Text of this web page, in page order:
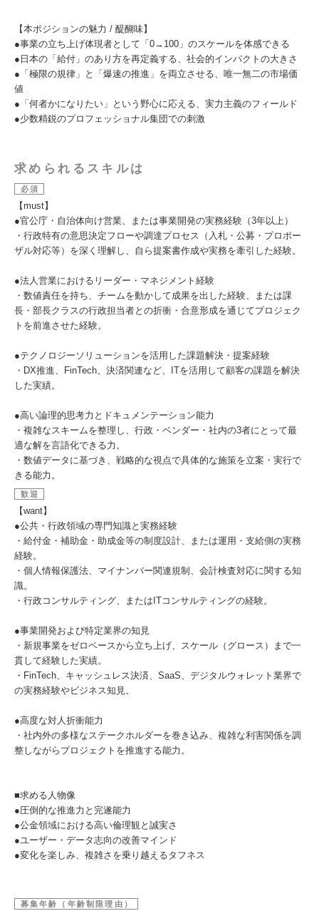
【本ポジションの魅力 / 醍醐味】
●事業の立ち上げ体現者として「0→100」のスケールを体感できる
●日本の「給付」のあり方を再定義する、社会的インパクトの大きさ
●「極限の規律」と「爆速の推進」を両立させる、唯一無二の市場価
値
●「何者かになりたい」という野心に応える、実力主義のフィールド
●少数精鋭のプロフェッショナル集団での刺激
求められるスキルは
必須
【must】
●官公庁・自治体向け営業、または事業開発の実務経験（3年以上）
・行政特有の意思決定フローや調達プロセス（入札・公募・プロポー
ザル対応等）を深く理解し、自ら提案書作成や実務を牽引した経験。
●法人営業におけるリーダー・マネジメント経験
・数値責任を持ち、チームを動かして成果を出した経験、または課
長・部長クラスの行政担当者との折衝・合意形成を通じてプロジェク
トを前進させた経験。
●テクノロジーソリューションを活用した課題解決・提案経験
・DX推進、FinTech、決済関連など、ITを活用して顧客の課題を解決
した実績。
●高い論理的思考力とドキュメンテーション能力
・複雑なスキームを整理し、行政・ベンダー・社内の3者にとって最
適な解を言語化できる力。
・数値データに基づき、戦略的な視点で具体的な施策を立案・実行で
きる能力。
歓迎
【want】
●公共・行政領域の専門知識と実務経験
・給付金・補助金・助成金等の制度設計、または運用・支給側の実務
経験。
・個人情報保護法、マイナンバー関連規制、会計検査対応に関する知
識。
・行政コンサルティング、またはITコンサルティングの経験。
●事業開発および特定業界の知見
・新規事業をゼロベースから立ち上げ、スケール（グロース）まで一
貫して経験した実績。
・FinTech、キャッシュレス決済、SaaS、デジタルウォレット業界で
の実務経験やビジネス知見。
●高度な対人折衝能力
・社内外の多様なステークホルダーを巻き込み、複雑な利害関係を調
整しながらプロジェクトを推進する能力。
■求める人物像
●圧倒的な推進力と完遂能力
●公金領域における高い倫理観と誠実さ
●ユーザー・データ志向の改善マインド
●変化を楽しみ、複雑さを乗り越えるタフネス
募集年齢（年齢制限理由）